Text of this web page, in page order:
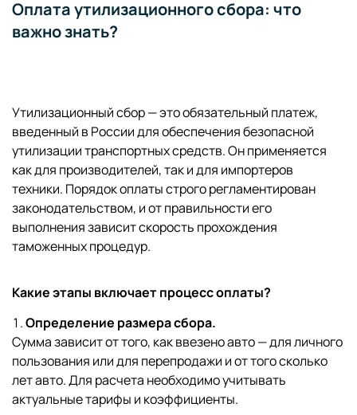
Оплата утилизационного сбора: что
важно знать?
Утилизационный сбор — это обязательный платеж,
введенный в России для обеспечения безопасной
утилизации транспортных средств. Он применяется
как для производителей, так и для импортеров
техники. Порядок оплаты строго регламентирован
законодательством, и от правильности его
выполнения зависит скорость прохождения
таможенных процедур.
Какие этапы включает процесс оплаты?
Определение размера сбора.
Сумма зависит от того, как ввезено авто — для личного
пользования или для перепродажи и от того сколько
лет авто. Для расчета необходимо учитывать
актуальные тарифы и коэффициенты.